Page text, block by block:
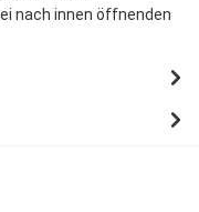
nach innen öffnenden